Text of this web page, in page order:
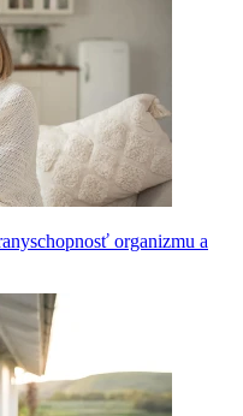
organizmu a